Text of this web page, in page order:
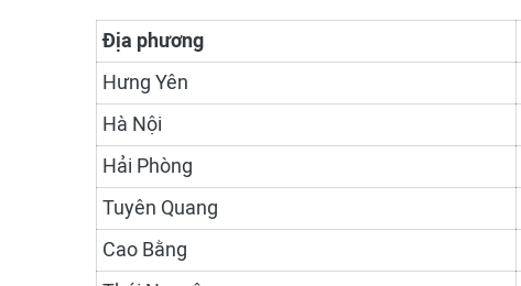
Địa phương
Hưng Yên
Hà Nội
Hải Phòng
Tuyên Quang
Cao Bằng